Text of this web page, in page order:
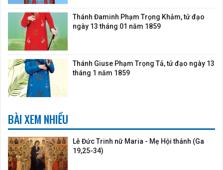
Thánh Đaminh Phạm Trọng Khảm, tử đạo
ngày 13 tháng 01 năm 1859
Thánh Giuse Phạm Trọng Tả, tử đạo ngày 13
tháng 1 năm 1859
BÀI XEM NHIỀU
Lễ Đức Trinh nữ Maria - Mẹ Hội thánh (Ga
19,25-34)